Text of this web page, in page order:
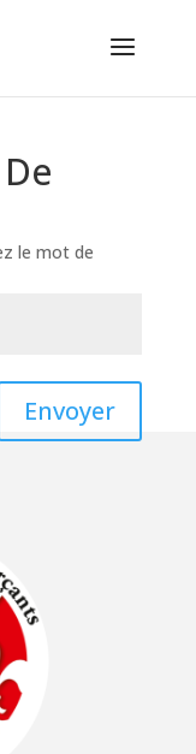
le mot de
Envoyer